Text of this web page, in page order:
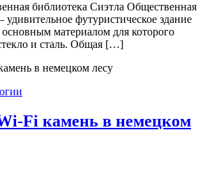
библиотека Сиэтла Общественная
футуристическое здание
материалом для которого
и сталь. Общая […]
Fi камень в немецком